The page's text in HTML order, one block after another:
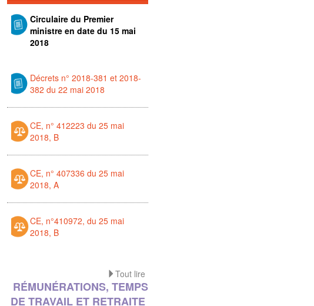
Circulaire du Premier
ministre en date du 15 mai
2018
Décrets n° 2018-381 et 2018-
382 du 22 mai 2018
CE, n° 412223 du 25 mai
2018, B
CE, n° 407336 du 25 mai
2018, A
CE, n°410972, du 25 mai
2018, B
Tout lire
RÉMUNÉRATIONS, TEMPS
DE TRAVAIL ET RETRAITE